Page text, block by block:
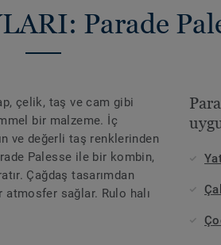
Parade
çelik, taş ve cam gibi
bir malzeme. İç
ve değerli taş renklerinden
Palesse ile bir kombin,
Çağdaş tasarımdan
atmosfer sağlar. Rulo halı